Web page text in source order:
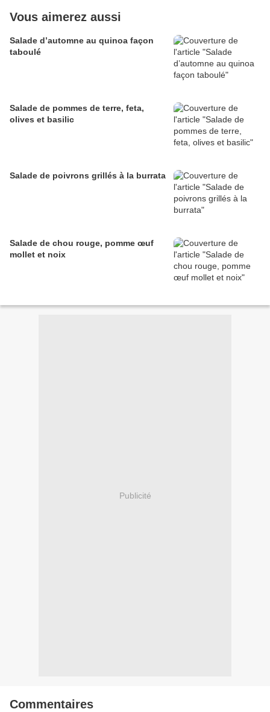
Vous aimerez aussi
Salade d’automne au quinoa façon
taboulé
Salade de pommes de terre, feta,
olives et basilic
Salade de poivrons grillés à la burrata
Salade de chou rouge, pomme œuf
mollet et noix
Publicité
Commentaires